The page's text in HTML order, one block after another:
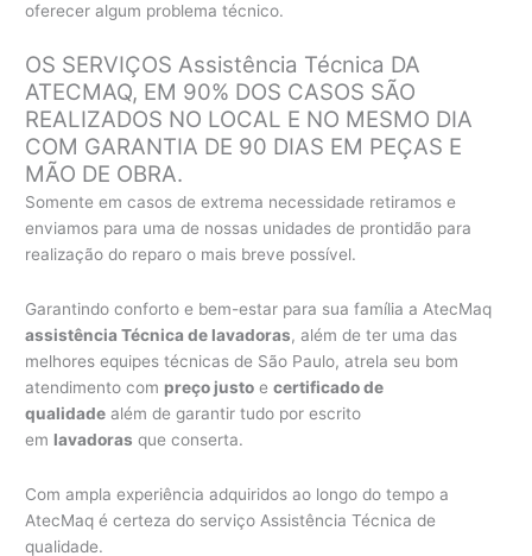
oferecer algum problema técnico.
OS SERVIÇOS Assistência Técnica DA
ATECMAQ, EM 90% DOS CASOS SÃO
REALIZADOS NO LOCAL E NO MESMO DIA
COM GARANTIA DE 90 DIAS EM PEÇAS E
MÃO DE OBRA.
Somente em casos de extrema necessidade retiramos e
enviamos para uma de nossas unidades de prontidão para
realização do reparo o mais breve possível.
Garantindo conforto e bem-estar para sua família a AtecMaq
assistência Técnica de lavadoras, além de ter uma das
melhores equipes técnicas de São Paulo, atrela seu bom
atendimento com preço justo ecertificado de
qualidade além de garantir tudo por escrito
em lavadoras que conserta.
Com ampla experiência adquiridos ao longo do tempo a
AtecMaq é certeza do serviço Assistência Técnica de
qualidade.